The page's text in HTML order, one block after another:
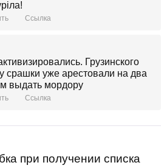
Ссылка
Грузинского
срашки уже арестовали на два
выдать мордору
Ссылка
при получении списка